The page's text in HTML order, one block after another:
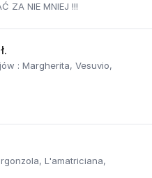
ZA NIE MNIEJ !!!
: Margherita, Vesuvio,
L'amatriciana,